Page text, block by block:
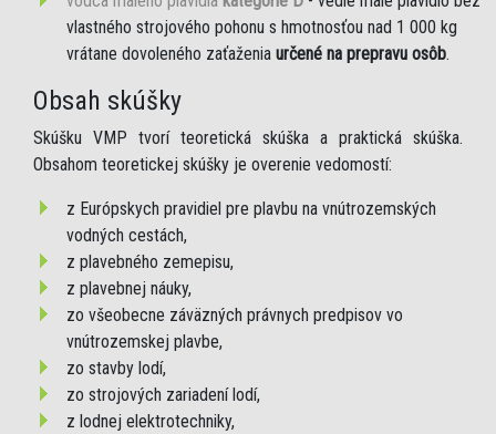
vlastného strojového pohonu s hmotnosťou nad 1 000 kg
vrátane dovoleného zaťaženia určené na prepravu osôb.
Obsah skúšky
Skúšku VMP tvorí teoretická skúška a praktická skúška.
Obsahom teoretickej skúšky je overenie vedomostí:
z Európskych pravidiel pre plavbu na vnútrozemských
vodných cestách,
z plavebného zemepisu,
z plavebnej náuky,
zo všeobecne záväzných právnych predpisov vo
vnútrozemskej plavbe,
zo stavby lodí,
zo strojových zariadení lodí,
z lodnej elektrotechniky,